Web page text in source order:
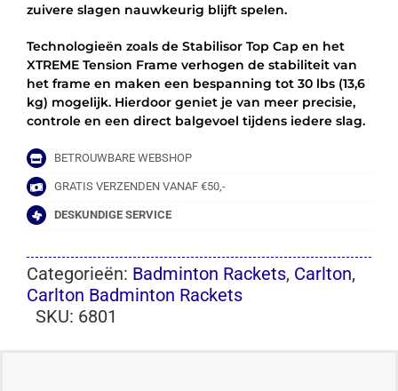
zuivere slagen nauwkeurig blijft spelen.
Technologieën zoals de Stabilisor Top Cap en het
XTREME Tension Frame verhogen de stabiliteit van
het frame en maken een bespanning tot 30 lbs (13,6
kg) mogelijk. Hierdoor geniet je van meer precisie,
controle en een direct balgevoel tijdens iedere slag.
BETROUWBARE WEBSHOP
GRATIS VERZENDEN VANAF €50,-
DESKUNDIGE SERVICE
Categorieën: Badminton Rackets, Carlton,
Carlton Badminton Rackets
SKU: 6801